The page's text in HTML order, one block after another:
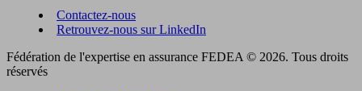
Contactez-nous
Retrouvez-nous sur LinkedIn
Fédération de l'expertise en assurance FEDEA © 2026. Tous droits
réservés